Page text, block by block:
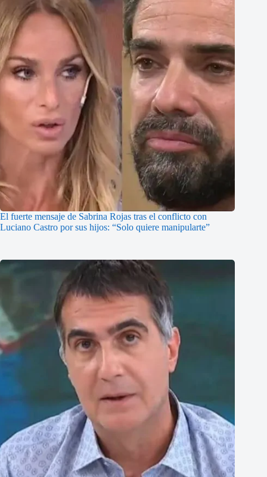
El fuerte mensaje de Sabrina Rojas tras el conflicto con
Luciano Castro por sus hijos: “Solo quiere manipularte”